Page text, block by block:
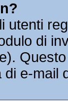
utenti
di
e-mail